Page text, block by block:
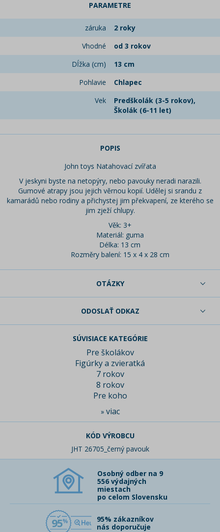
PARAMETRE
záruka
2 roky
Vhodné
od 3 rokov
Dĺžka (cm)
13 cm
Pohlavie
Chlapec
Vek
Predškolák (3-5 rokov),
Školák (6-11 let)
POPIS
John toys Natahovací zvířata
V jeskyni byste na netopýry, nebo pavouky neradi narazili.
Gumové atrapy jsou jejich věrnou kopií. Udělej si srandu z
kamarádů nebo rodiny a přichystej jim překvapení, ze kterého se
jim zježí chlupy.
Věk: 3+
Materiál: guma
Délka: 13 cm
Rozměry balení: 15 x 4 x 28 cm
OTÁZKY
ODOSLAŤ ODKAZ
SÚVISIACE KATEGÓRIE
Pre školákov
Figúrky a zvieratká
7 rokov
8 rokov
Pre koho
» viac
KÓD VÝROBCU
JHT 26705_černý pavouk
Osobný odber na 9
556 výdajných
miestach
po celom Slovensku
95
95% zákazníkov
nás doporučuje